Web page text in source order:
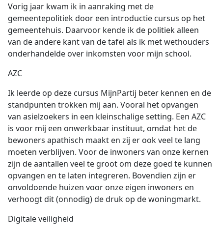
Vorig jaar kwam ik in aanraking met de
gemeentepolitiek door een introductie cursus op het
gemeentehuis. Daarvoor kende ik de politiek alleen
van de andere kant van de tafel als ik met wethouders
onderhandelde over inkomsten voor mijn school.
AZC
Ik leerde op deze cursus MijnPartij beter kennen en de
standpunten trokken mij aan. Vooral het opvangen
van asielzoekers in een kleinschalige setting. Een AZC
is voor mij een onwerkbaar instituut, omdat het de
bewoners apathisch maakt en zij er ook veel te lang
moeten verblijven. Voor de inwoners van onze kernen
zijn de aantallen veel te groot om deze goed te kunnen
opvangen en te laten integreren. Bovendien zijn er
onvoldoende huizen voor onze eigen inwoners en
verhoogt dit (onnodig) de druk op de woningmarkt.
Digitale veiligheid